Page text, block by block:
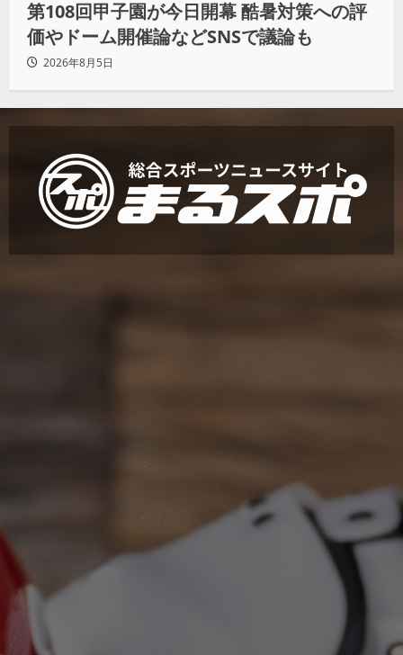
第108回甲子園が今日開幕 酷暑対策への評
価やドーム開催論などSNSで議論も
2026年8月5日